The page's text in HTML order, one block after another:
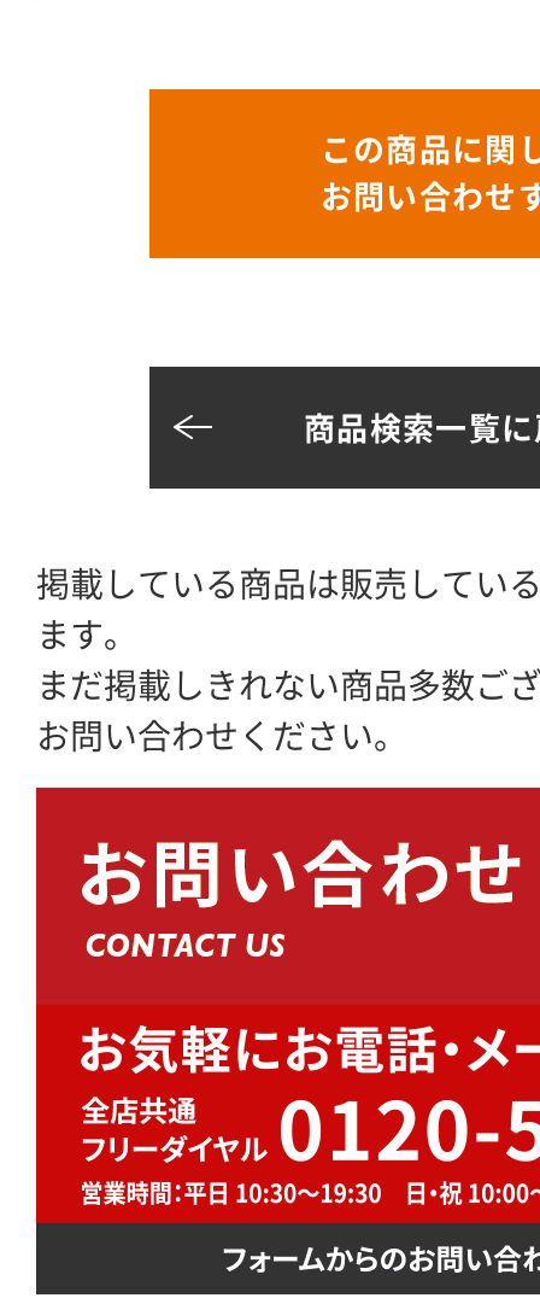
この商品に関
お問い合わせ
商品検索一覧
掲載している商品は販売してい
ます。
まだ掲載しきれない商品多数ご
お問い合わせください。